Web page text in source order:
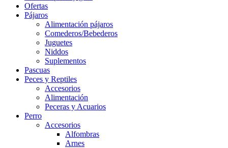
Ofertas
Pájaros
Alimentación pájaros
Comederos/Bebederos
Juguetes
Niddos
Suplementos
Pascuas
Peces y Reptiles
Accesorios
Alimentación
Peceras y Acuarios
Perro
Accesorios
Alfombras
Arnes